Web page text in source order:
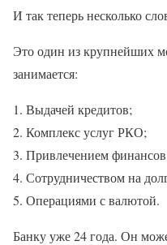
И так теперь несколько
Это один из крупнейших
занимается:
Выдачей кредитов;
Комплекс услуг РКО;
Привлечением
Сотрудничеством на
Операциями с валютой.
Банку уже 24 года. Он